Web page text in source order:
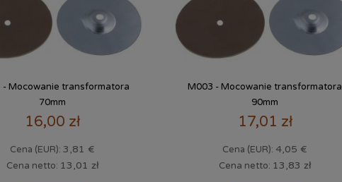
- Mocowanie transformatora
70mm
16,00 zł
Cena (EUR): 3,81 €
Cena netto: 13,01 zł
M003 - Mocowanie transformatora
90mm
17,01 zł
Cena (EUR): 4,05 €
Cena netto: 13,83 zł